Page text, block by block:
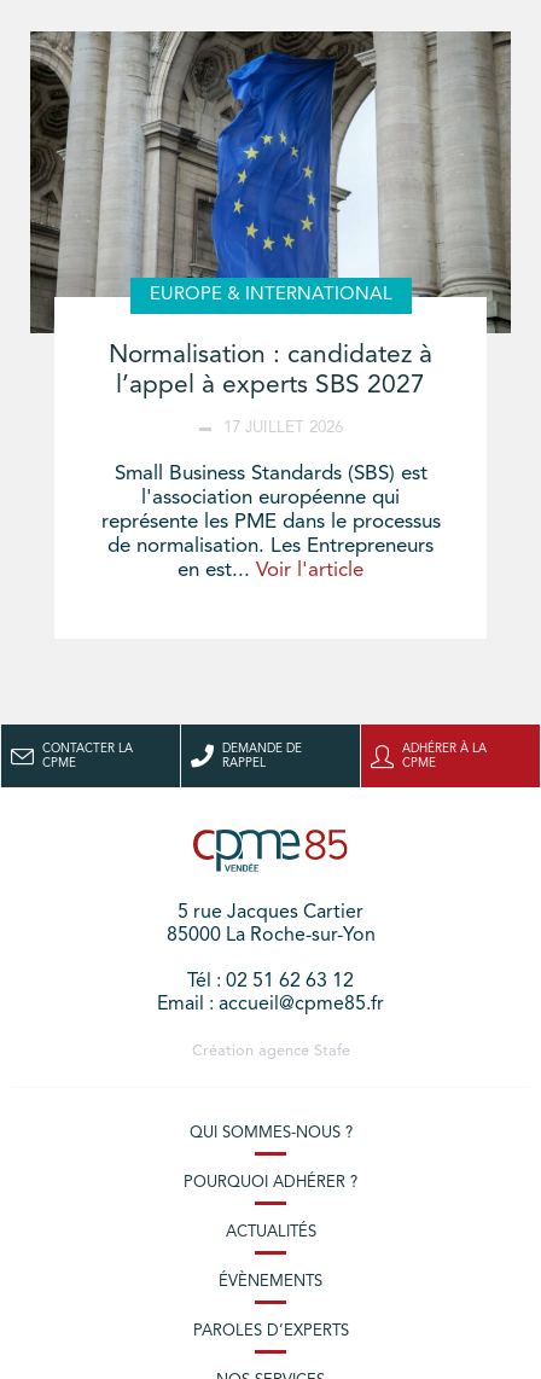
EUROPE & INTERNATIONAL
Normalisation : candidatez à
l’appel à experts SBS 2027
17 JUILLET 2026
Small Business Standards (SBS) est
l'association européenne qui
représente les PME dans le processus
de normalisation. Les Entrepreneurs
en est... Voir l'article
CONTACTER LA
CPME
DEMANDE DE
RAPPEL
ADHÉRER À LA
CPME
5 rue Jacques Cartier
85000 La Roche-sur-Yon
Tél : 02 51 62 63 12
Email : accueil@cpme85.fr
Création agence Stafe
QUI SOMMES-NOUS ?
POURQUOI ADHÉRER ?
ACTUALITÉS
ÉVÈNEMENTS
PAROLES D’EXPERTS